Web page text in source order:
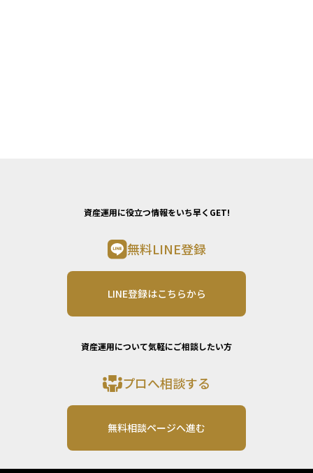
資産運用に役立つ情報をいち早くGET!
無料LINE登録
LINE登録はこちらから
資産運用について気軽にご相談したい方
プロへ相談する
無料相談ページへ進む